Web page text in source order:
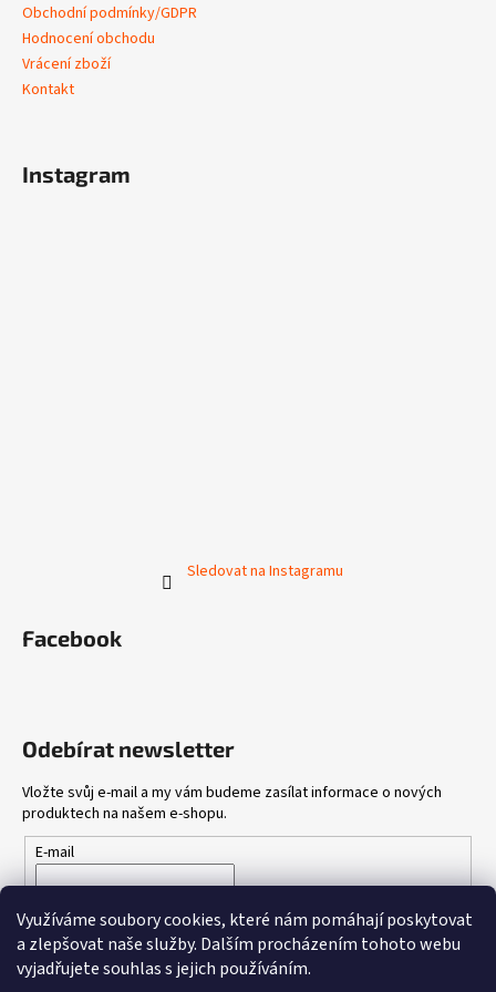
Využíváme soubory cookies, které nám pomáhají poskytovat
a zlepšovat naše služby. Dalším procházením tohoto webu
vyjadřujete souhlas s jejich používáním.
Obchodní podmínky/GDPR
Hodnocení obchodu
Vrácení zboží
Kontakt
Instagram
Sledovat na Instagramu
Facebook
Odebírat newsletter
Vložte svůj e-mail a my vám budeme zasílat informace o nových
produktech na našem e-shopu.
E-mail
údajů
PŘIHLÁSIT SE